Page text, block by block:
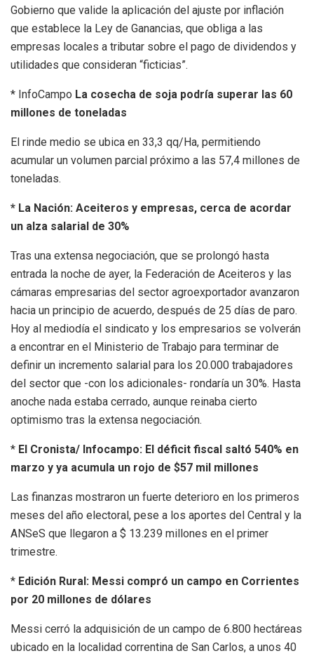
Gobierno que valide la aplicación del ajuste por inflación
que establece la Ley de Ganancias, que obliga a las
empresas locales a tributar sobre el pago de dividendos y
utilidades que consideran “ficticias”.
* InfoCampo La cosecha de soja podría superar las 60
millones de toneladas
El rinde medio se ubica en 33,3 qq/Ha, permitiendo
acumular un volumen parcial próximo a las 57,4 millones de
toneladas.
* La Nación: Aceiteros y empresas, cerca de acordar
un alza salarial de 30%
Tras una extensa negociación, que se prolongó hasta
entrada la noche de ayer, la Federación de Aceiteros y las
cámaras empresarias del sector agroexportador avanzaron
hacia un principio de acuerdo, después de 25 días de paro.
Hoy al mediodía el sindicato y los empresarios se volverán
a encontrar en el Ministerio de Trabajo para terminar de
definir un incremento salarial para los 20.000 trabajadores
del sector que -con los adicionales- rondaría un 30%. Hasta
anoche nada estaba cerrado, aunque reinaba cierto
optimismo tras la extensa negociación.
* El Cronista/ Infocampo: El déficit fiscal saltó 540% en
marzo y ya acumula un rojo de $57 mil millones
Las finanzas mostraron un fuerte deterioro en los primeros
meses del año electoral, pese a los aportes del Central y la
ANSeS que llegaron a $ 13.239 millones en el primer
trimestre.
* Edición Rural: Messi compró un campo en Corrientes
por 20 millones de dólares
Messi cerró la adquisición de un campo de 6.800 hectáreas
ubicado en la localidad correntina de San Carlos, a unos 40